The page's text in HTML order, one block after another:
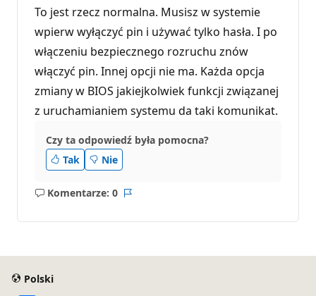
t
y
r
e
p
t
c
i
To jest rzecz normalna. Musisz w systemie
wpierw wyłączyć pin i używać tylko hasła. I po
włączeniu bezpiecznego rozruchu znów
włączyć pin. Innej opcji nie ma. Każda opcja
zmiany w BIOS jakiejkolwiek funkcji związanej
z uruchamianiem systemu da taki komunikat.
Czy ta odpowiedź była pomocna?
Tak
Nie
Komentarze: 0
Brak
Polski